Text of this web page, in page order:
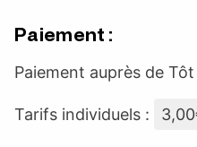
Paiement :
Paiement auprès de Tôt
Tarifs individuels :